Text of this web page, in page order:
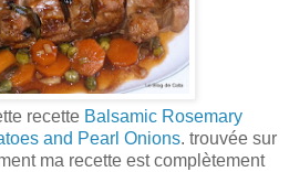
recette Balsamic Rosemary
and Pearl Onions. trouvée sur
ma recette est complètement